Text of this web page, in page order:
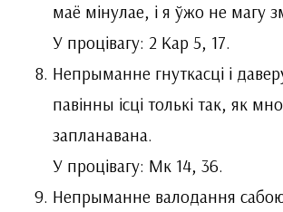
маё мінулае, і я ўжо не магу
У процівагу: 2 Кар 5, 17.
Непрыманне гнуткасці і
павінны ісці толькі так, як
запланавана.
У процівагу: Мк 14, 36.
Непрыманне валодання